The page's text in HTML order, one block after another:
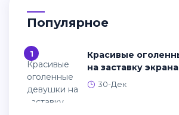
Популярное
1
Красивые оголенные девушки
на заставку экрана
30-Дек